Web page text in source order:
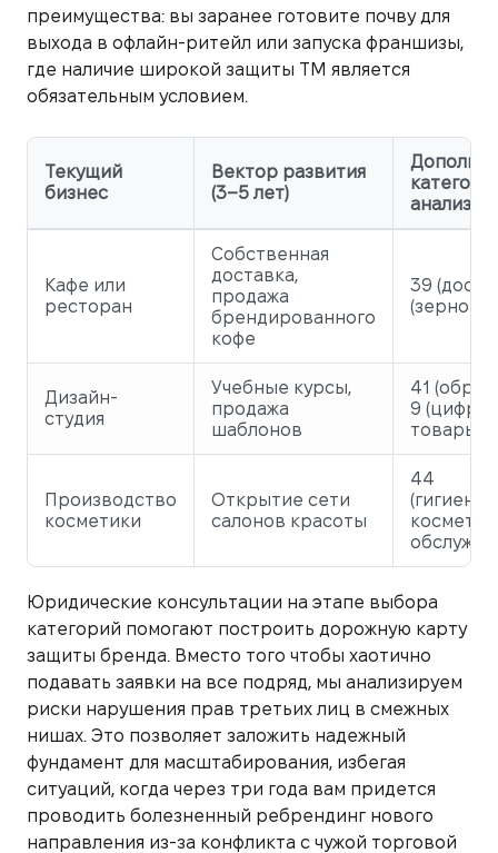
преимущества: вы заранее готовите почву для
выхода в офлайн-ритейл или запуска франшизы,
где наличие широкой защиты ТМ является
обязательным условием.
Текущий
бизнес
Вектор развития
(3–5 лет)
анализа
Кафе или
ресторан
Собственная
доставка,
продажа
брендированного
кофе
39
Дизайн-
студия
Учебные курсы,
продажа
шаблонов
41
9
товары)
Производство
косметики
Открытие сети
салонов красоты
44
Юридические консультации на этапе выбора
категорий помогают построить дорожную карту
защиты бренда. Вместо того чтобы хаотично
подавать заявки на все подряд, мы анализируем
риски нарушения прав третьих лиц в смежных
нишах. Это позволяет заложить надежный
фундамент для масштабирования, избегая
ситуаций, когда через три года вам придется
проводить болезненный ребрендинг нового
направления из-за конфликта с чужой торговой